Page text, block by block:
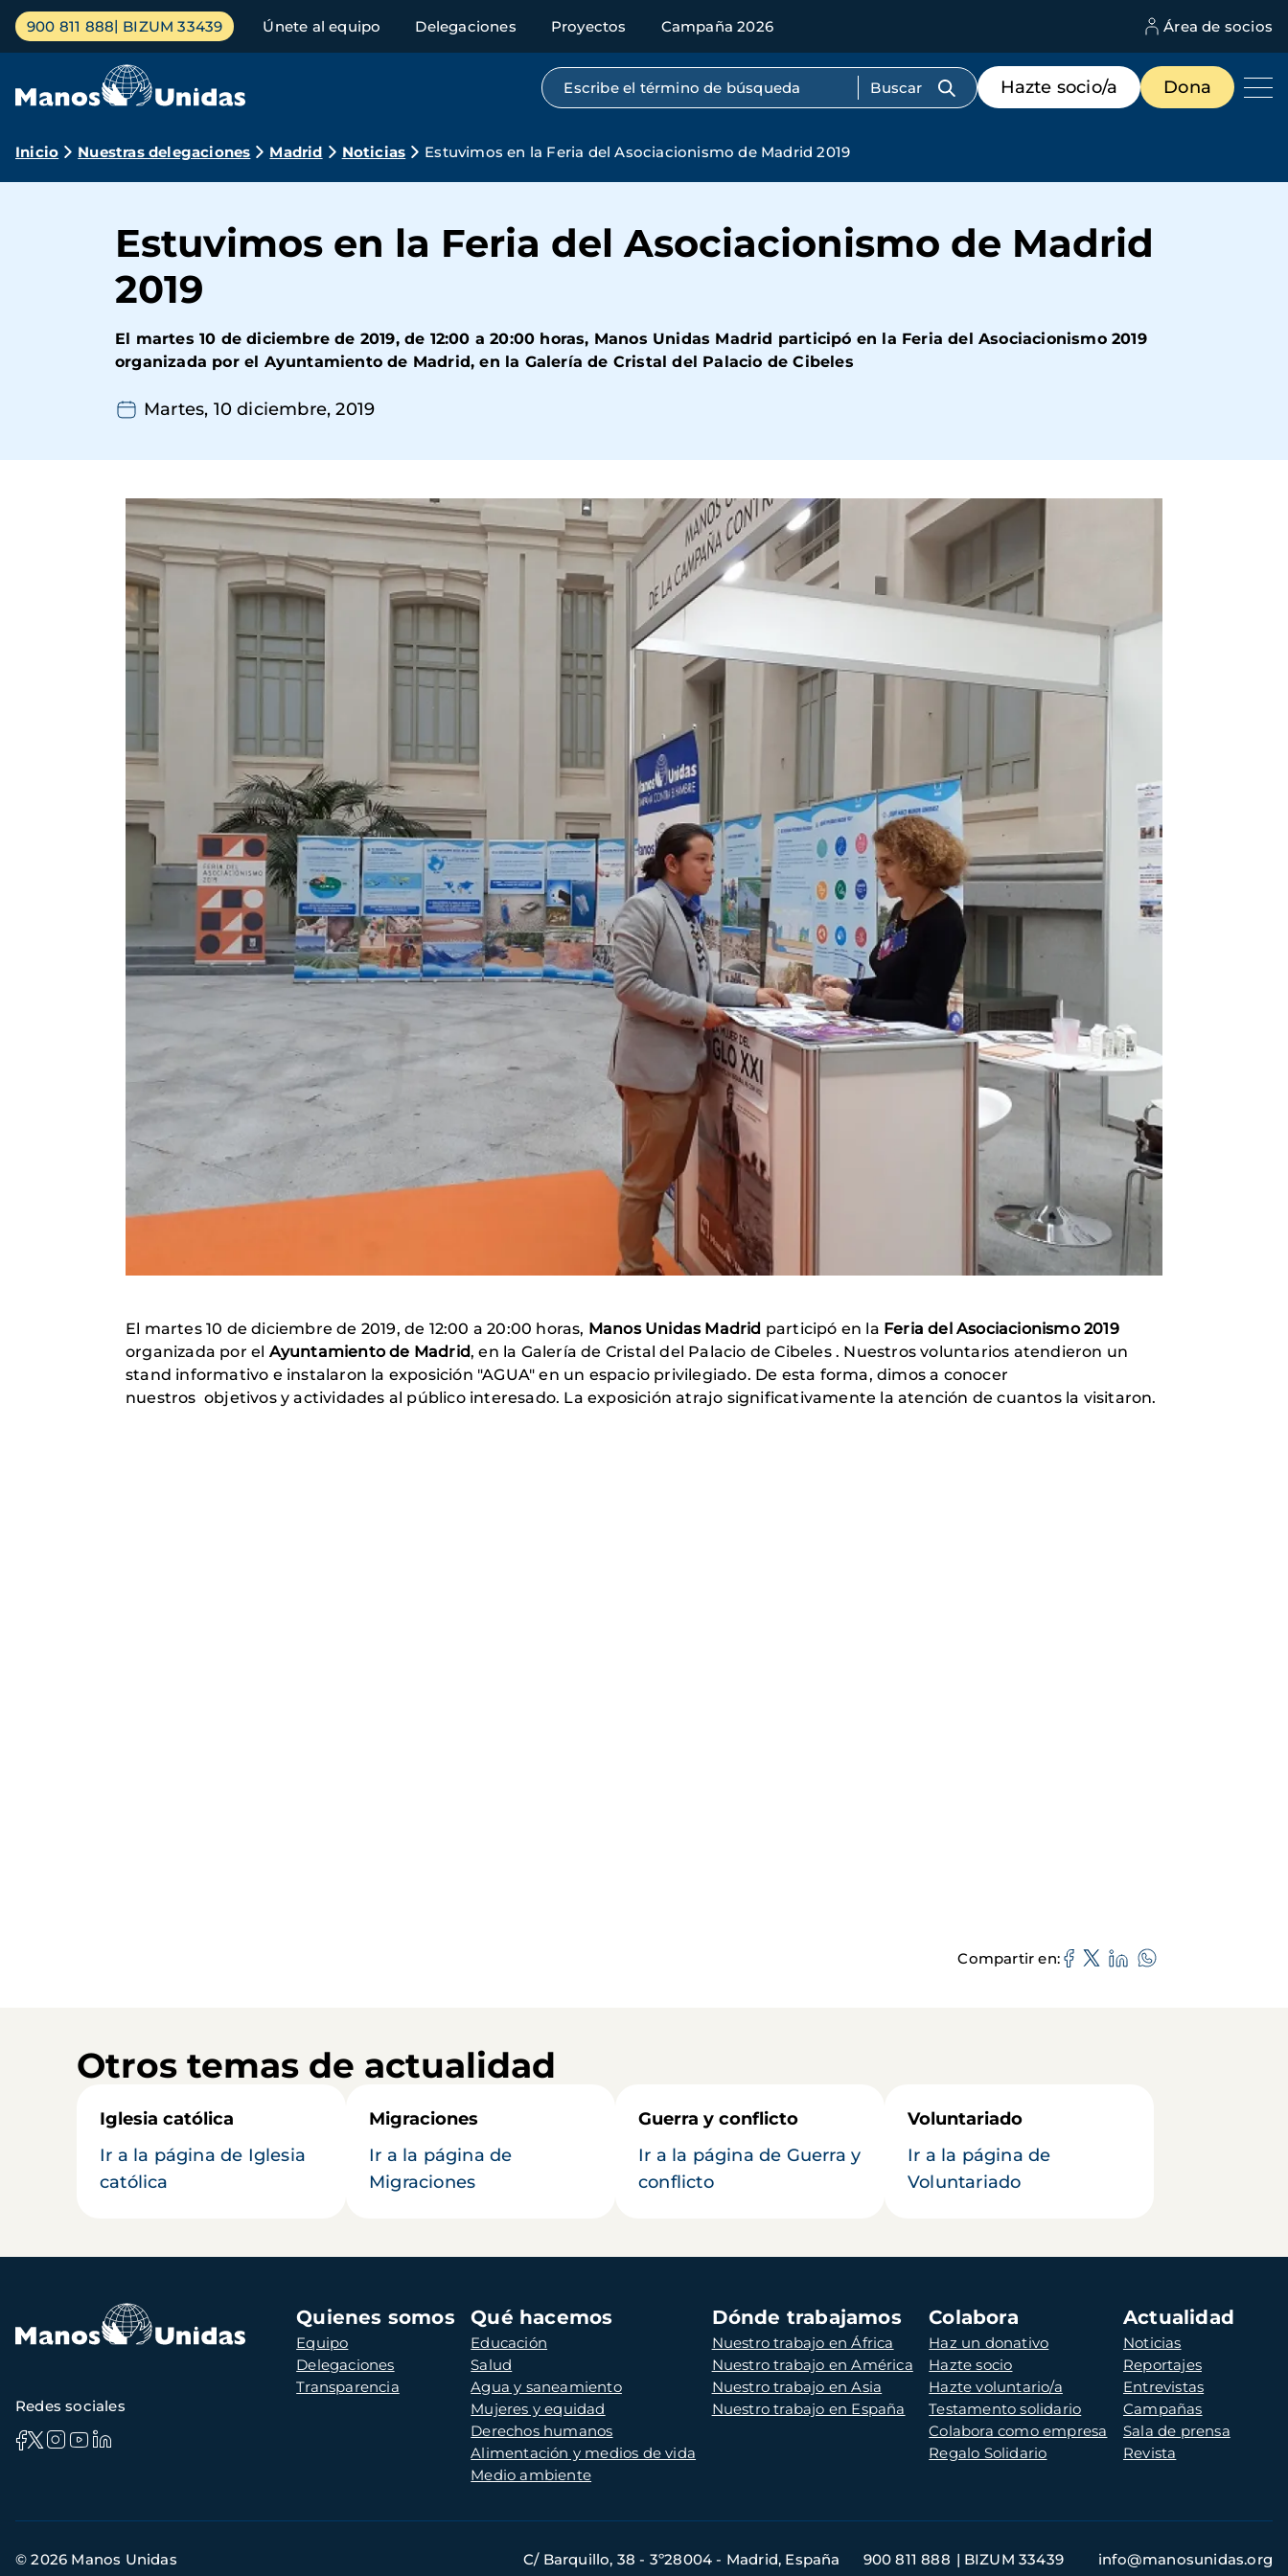
Pasar
contenido
Menú
principal
900 811 888 BIZUM 33439 Únete al equipo Delegaciones Proyectos Campaña 2026 Área de socios
Búsqueda por texto completo
Menú
de
destacados
Hazte socio/a Dona
Ruta
navegación
Inicio Nuestras delegaciones Madrid Noticias Estuvimos en la Feria del Asociacionismo de Madrid 2019
Estuvimos en la Feria del Asociacionismo de Madrid
2019
El martes 10 de diciembre de 2019, de 12:00 a 20:00 horas, Manos Unidas Madrid participó en la Feria del Asociacionismo 2019
organizada por el Ayuntamiento de Madrid, en la Galería de Cristal del Palacio de Cibeles
Martes, 10 diciembre, 2019
El martes 10 de diciembre de 2019, de 12:00 a 20:00 horas, Manos Unidas Madrid participó en la Feria del Asociacionismo 2019
organizada por el Ayuntamiento de Madrid, en la Galería de Cristal del Palacio de Cibeles . Nuestros voluntarios atendieron un
stand informativo e instalaron la exposición "AGUA" en un espacio privilegiado. De esta forma, dimos a conocer
nuestros objetivos y actividades al público interesado. La exposición atrajo significativamente la atención de cuantos la visitaron.
Compartir en
Otros temas de actualidad
Iglesia católica
Ir a la página de Iglesia
católica
Migraciones
Ir a la página de
Migraciones
Guerra y conflicto
Ir a la página de Guerra y
conflicto
Voluntariado
Ir a la página de
Voluntariado
Navegación
principal
Quienes somos
Equipo
Delegaciones
Transparencia
Qué hacemos
Educación
Salud
Agua y saneamiento
Mujeres y equidad
Derechos humanos
Alimentación y medios de vida
Medio ambiente
Dónde trabajamos
Nuestro trabajo en África
Nuestro trabajo en América
Nuestro trabajo en Asia
Nuestro trabajo en España
Colabora
Haz un donativo
Hazte socio
Hazte voluntario/a
Testamento solidario
Colabora como empresa
Regalo Solidario
Actualidad
Noticias
Reportajes
Entrevistas
Campañas
Sala de prensa
Revista
Redes sociales
de
© 2026 Manos Unidas C/ Barquillo, 38 - 3º28004 - Madrid, España 900 811 888 BIZUM 33439 info@manosunidas.org